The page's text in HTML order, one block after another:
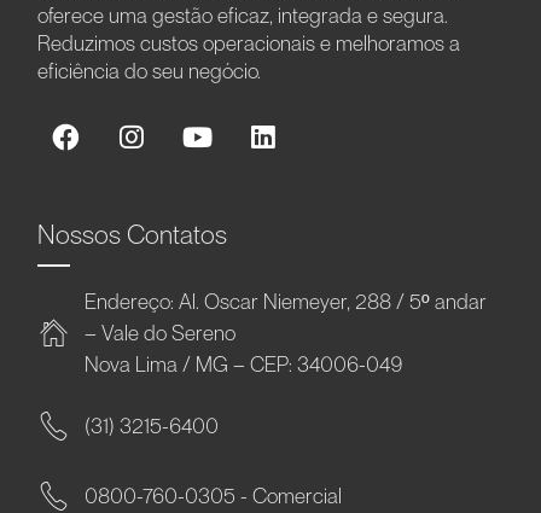
oferece uma gestão eficaz, integrada e segura.
Reduzimos custos operacionais e melhoramos a
eficiência do seu negócio.
Nossos Contatos
Endereço: Al. Oscar Niemeyer, 288 / 5º andar
– Vale do Sereno
Nova Lima / MG – CEP: 34006-049
(31) 3215-6400
0800-760-0305 - Comercial